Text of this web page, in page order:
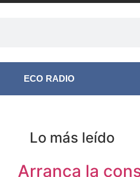
ECO RADIO
Lo más leído
Arranca la